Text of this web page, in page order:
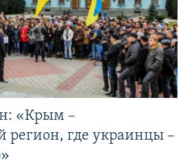
«Крым –
регион, где украинцы –